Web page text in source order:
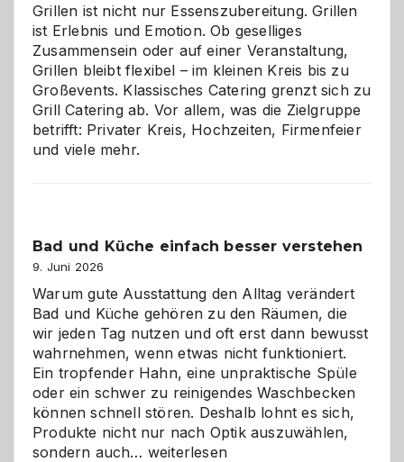
Grillen ist nicht nur Essenszubereitung. Grillen
ist Erlebnis und Emotion. Ob geselliges
Zusammensein oder auf einer Veranstaltung,
Grillen bleibt flexibel – im kleinen Kreis bis zu
Großevents. Klassisches Catering grenzt sich zu
Grill Catering ab. Vor allem, was die Zielgruppe
betrifft: Privater Kreis, Hochzeiten, Firmenfeier
und viele mehr.
Bad und Küche einfach besser verstehen
9. Juni 2026
Warum gute Ausstattung den Alltag verändert
Bad und Küche gehören zu den Räumen, die
wir jeden Tag nutzen und oft erst dann bewusst
wahrnehmen, wenn etwas nicht funktioniert.
Ein tropfender Hahn, eine unpraktische Spüle
oder ein schwer zu reinigendes Waschbecken
können schnell stören. Deshalb lohnt es sich,
Produkte nicht nur nach Optik auszuwählen,
sondern auch… Bad
weiterlesen